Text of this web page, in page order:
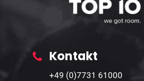
Kontakt
+49 (0)7731 61000